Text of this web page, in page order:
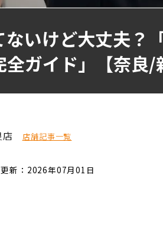
ないけど大丈夫？
ガイド」【奈良/
店 店舗記事一覧
更新：2026年07月01日